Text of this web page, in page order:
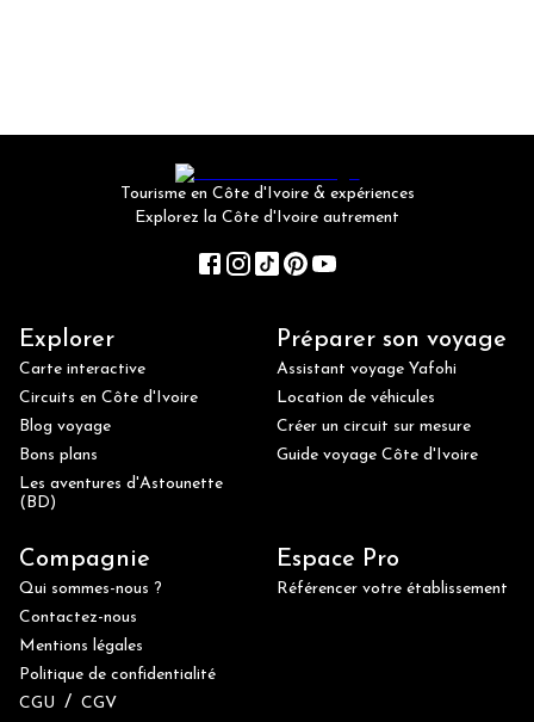
Tourisme en Côte d'Ivoire & expériences
Explorez la Côte d'Ivoire autrement
Explorer
Carte interactive
Circuits en Côte d'Ivoire
Blog voyage
Bons plans
Les aventures d'Astounette
(BD)
Préparer son voyage
Assistant voyage Yafohi
Location de véhicules
Créer un circuit sur mesure
Guide voyage Côte d'Ivoire
Compagnie
Qui sommes-nous ?
Contactez-nous
Mentions légales
Politique de confidentialité
CGU / CGV
Espace Pro
Référencer votre établissement